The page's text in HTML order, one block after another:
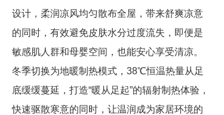
设计，柔润凉风均匀散布全屋，带来舒爽凉意
的同时，有效避免皮肤水分过度流失，即便是
敏感肌人群和母婴空间，也能安心享受清凉。
冬季切换为地暖制热模式，38℃恒温热量从足
底缓缓蔓延，打造“暖从足起”的辐射制热体验，
快速驱散寒意的同时，让温润成为家居环境的